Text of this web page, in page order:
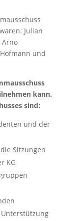
Julian
Arno
und
kann.
sind:
und der
Sitzungen
KG